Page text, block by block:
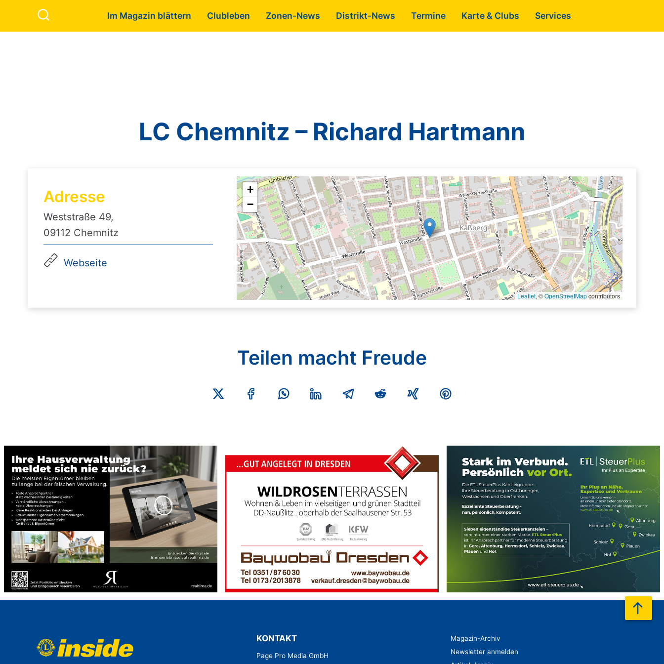
Search to:
Im Magazin blättern Clubleben Zonen-News Distrikt-News Termine Karte & Clubs Services
LC Chemnitz – Richard Hartmann
Adresse
Weststraße 49,
09112 Chemnitz
Webseite
+
−
Leaflet, ©OpenStreetMapcontributors
Teilen macht Freude
KONTAKT
Page Pro Media GmbH
Magazin-Archiv
Newsletter anmelden